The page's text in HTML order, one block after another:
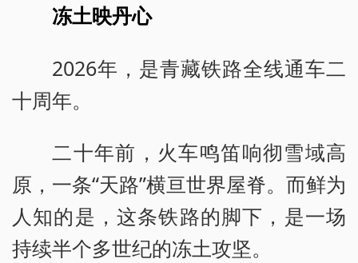
冻土映丹心
2026年，是青藏铁路全线通车二
十周年。
二十年前，火车鸣笛响彻雪域高
原，一条“天路”横亘世界屋脊。而鲜为
人知的是，这条铁路的脚下，是一场
持续半个多世纪的冻土攻坚。